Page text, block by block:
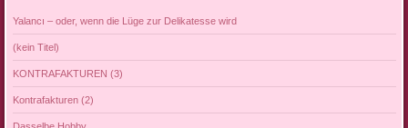
Yalancı – oder, wenn die Lüge zur Delikatesse wird
(kein Titel)
KONTRAFAKTUREN (3)
Kontrafakturen (2)